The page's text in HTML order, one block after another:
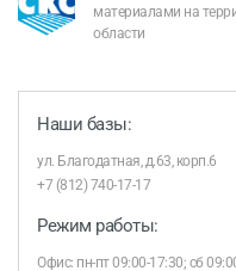
материалами на
области
Наши базы:
ул. Благодатная, д.63, корп.6
+7 (812) 740-17-17
Режим работы:
Офис: пн-пт 09:00-17:30; сб